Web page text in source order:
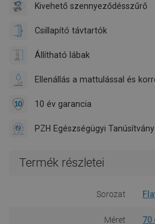
Kivehető szennyeződésszűrő
Csillapító távtartók
Állítható lábak
Ellenállás a mattulással és
10 év garancia
PZH Egészségügyi Tanúsítvány
Termék részletei
Sorozat
Méret 70